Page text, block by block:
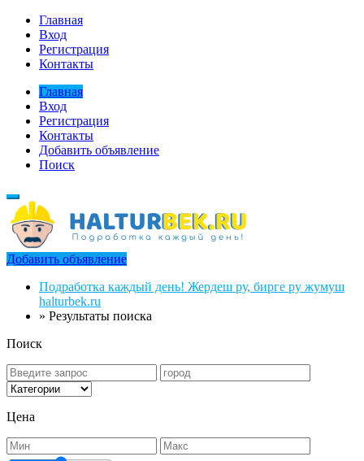
Главная
Вход
Регистрация
Контакты
Главная
Вход
Регистрация
Контакты
Добавить объявление
Поиск
Добавить объявление
Подработка каждый день! Жердеш ру, бирге ру жумуш
halturbek.ru
» Результаты поиска
Поиск
Цена